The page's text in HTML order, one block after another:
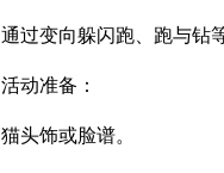
通过变向躲闪跑、跑与钻
活动准备：
猫头饰或脸谱。